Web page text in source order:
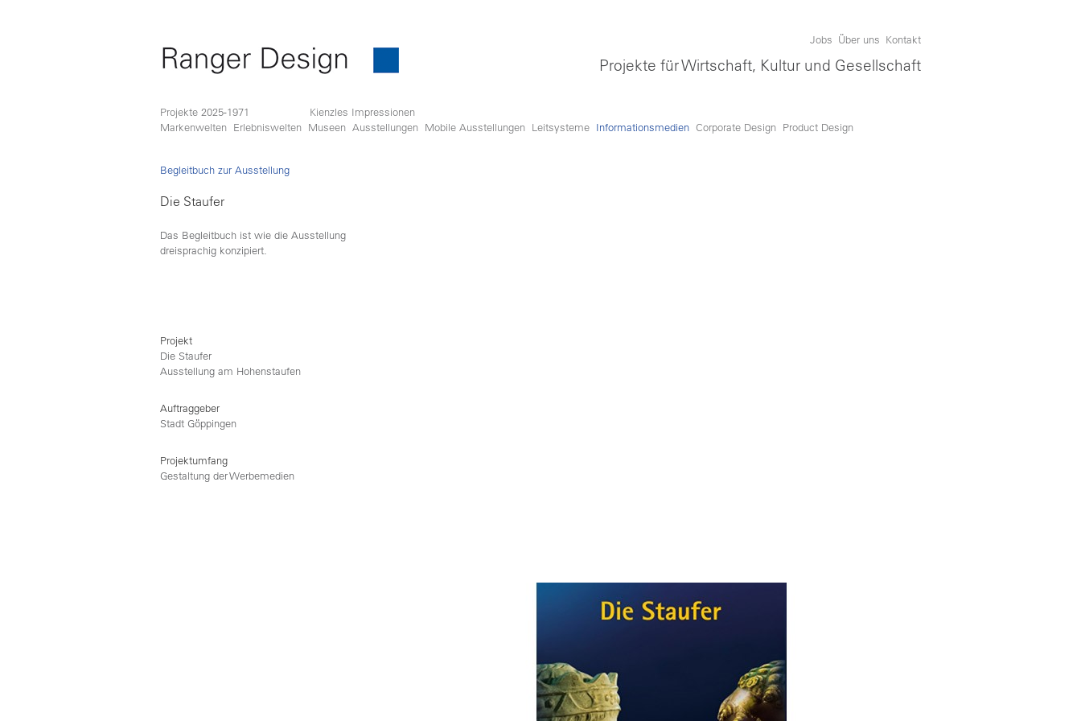
Projekte für Wirtschaft, Kultur und Gesellschaft
Jobs Über uns Kontakt
Projekte 2025-1971
Kienzles Impressionen
Markenwelten Erlebniswelten Museen Ausstellungen Mobile Ausstellungen Leitsysteme Informationsmedien Corporate Design Product Design
Begleitbuch zur Ausstellung
Die Staufer
Das Begleitbuch ist wie die Ausstellung
dreisprachig konzipiert.
Projekt
Die Staufer
Ausstellung am Hohenstaufen
Auftraggeber
Stadt Göppingen
Projektumfang
Gestaltung der Werbemedien